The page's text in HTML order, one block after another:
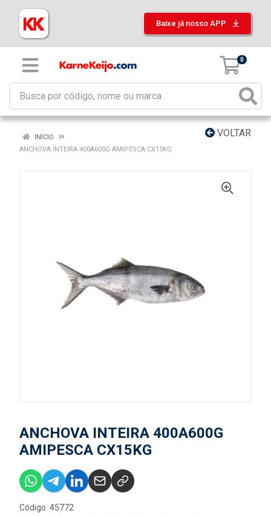
Baixe já nosso APP
0
VOLTAR
INÍCIO
ANCHOVA INTEIRA 400A600G AMIPESCA CX15KG
ANCHOVA INTEIRA 400A600G
AMIPESCA CX15KG
Código: 45772